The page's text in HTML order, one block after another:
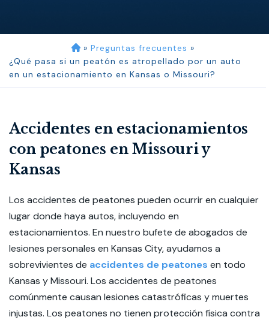
» Preguntas frecuentes »
¿Qué pasa si un peatón es atropellado por un auto
en un estacionamiento en Kansas o Missouri?
Accidentes en estacionamientos
con peatones en Missouri y
Kansas
Los accidentes de peatones pueden ocurrir en cualquier
lugar donde haya autos, incluyendo en
estacionamientos. En nuestro bufete de abogados de
lesiones personales en Kansas City, ayudamos a
sobrevivientes de accidentes de peatones en todo
Kansas y Missouri. Los accidentes de peatones
comúnmente causan lesiones catastróficas y muertes
injustas. Los peatones no tienen protección física contra